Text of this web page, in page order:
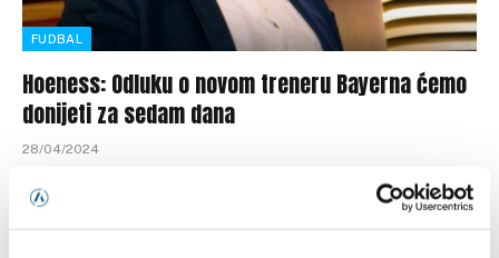
FUDBAL
Hoeness: Odluku o novom treneru Bayerna ćemo
donijeti za sedam dana
28/04/2024
Njemački gigant Bayern za sedam dana bi mogao riješiti
pitanje trenera za narednu sezonu, rekao je počasni